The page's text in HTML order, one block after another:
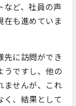
など、社員の声
在も進めていま
先に訪問ができ
うですし、他の
ませんが、これ
く、結果として